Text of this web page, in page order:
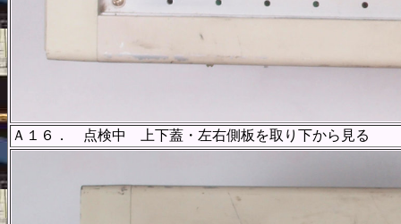
Ａ１６． 点検中 上下蓋・左右側板を取り下から見る